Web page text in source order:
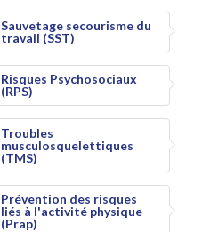
Sauvetage secourisme du
travail (SST)
Risques Psychosociaux
(RPS)
Troubles
musculosquelettiques
(TMS)
Prévention des risques
liés à l'activité physique
(Prap)